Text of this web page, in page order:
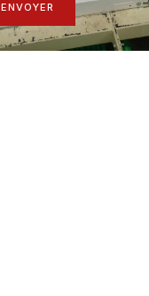
ENVOYER